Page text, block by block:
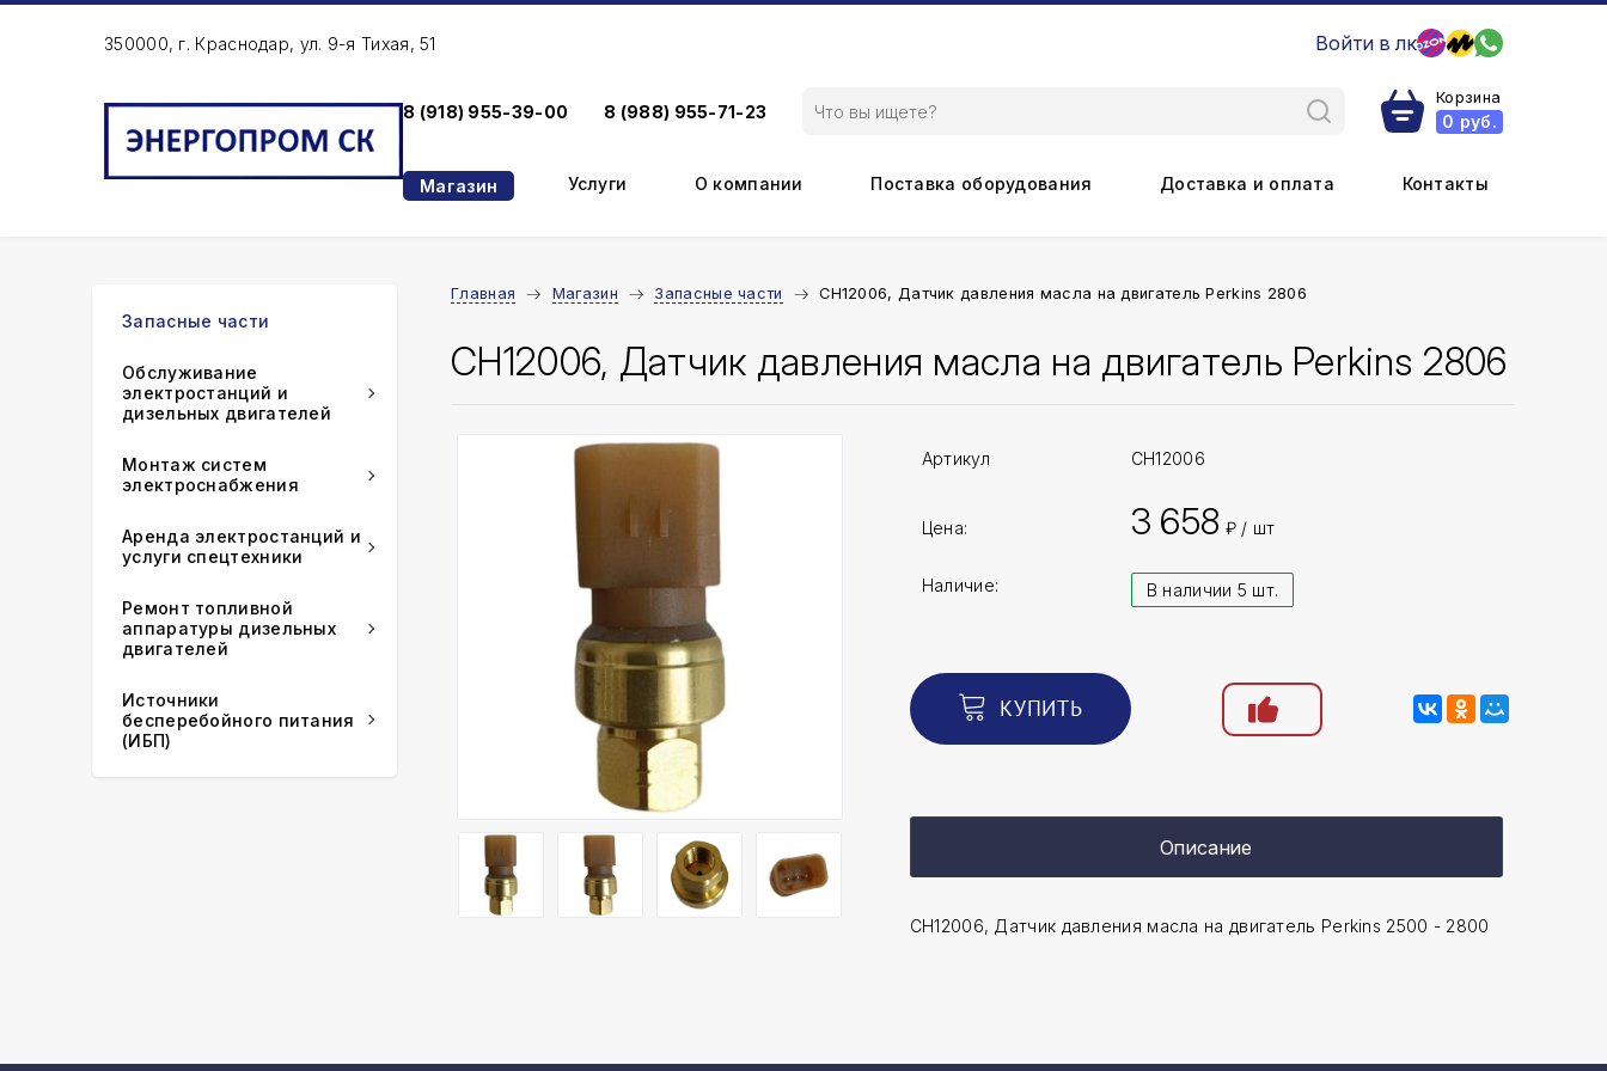
350000, г. Краснодар, ул. 9-я Тихая, 51 Войти в лк
8 (918) 955-39-00 8 (988) 955-71-23
Корзина
0 руб.
Магазин Услуги О компании Поставка оборудования Доставка и оплата Контакты
Запасные части
Обслуживание
электростанций и
дизельных двигателей
Монтаж систем
электроснабжения
Аренда электростанций и
услуги спецтехники
Ремонт топливной
аппаратуры дизельных
двигателей
Источники
бесперебойного питания
(ИБП)
Главная Магазин Запасные части CH12006, Датчик давления масла на двигатель Perkins 2806
CH12006, Датчик давления масла на двигатель Perkins 2806
Артикул CH12006
Цена: 3 658 ₽ / шт
Наличие: В наличии 5 шт.
КУПИТЬ
Описание
CH12006, Датчик давления масла на двигатель Perkins 2500 - 2800